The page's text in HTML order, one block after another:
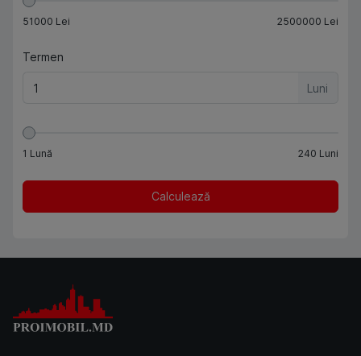
51000 Lei 2500000 Lei
Termen
Luni
1 Lună 240 Luni
Calculează